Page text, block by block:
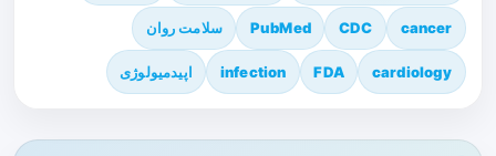
cancer
CDC
PubMed سلامت روان
cardiology
FDA
infection اپیدمیولوژی